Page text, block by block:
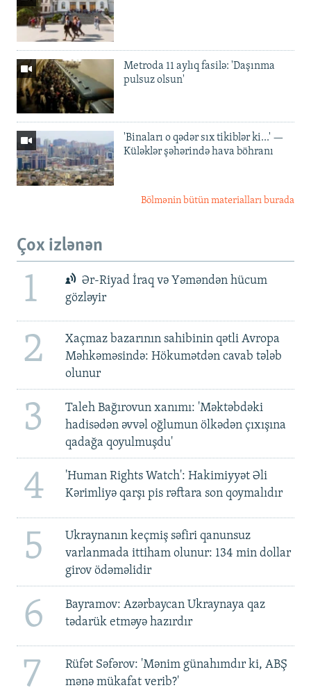
Metroda 11 aylıq fasilə: 'Daşınma
pulsuz olsun'
'Binaları o qədər sıx tikiblər ki...' —
Küləklər şəhərində hava böhranı
Bölmənin bütün materialları burada
Çox izlənən
1
Ər-Riyad İraq və Yəməndən hücum
gözləyir
2
Xaçmaz bazarının sahibinin qətli Avropa
Məhkəməsində: Hökumətdən cavab tələb
olunur
3
Taleh Bağırovun xanımı: 'Məktəbdəki
hadisədən əvvəl oğlumun ölkədən çıxışına
qadağa qoyulmuşdu'
4
'Human Rights Watch': Hakimiyyət Əli
Kərimliyə qarşı pis rəftara son qoymalıdır
5
Ukraynanın keçmiş səfiri qanunsuz
varlanmada ittiham olunur: 134 min dollar
girov ödəməlidir
6
Bayramov: Azərbaycan Ukraynaya qaz
tədarük etməyə hazırdır
7
Rüfət Səfərov: 'Mənim günahımdır ki, ABŞ
mənə mükafat verib?'